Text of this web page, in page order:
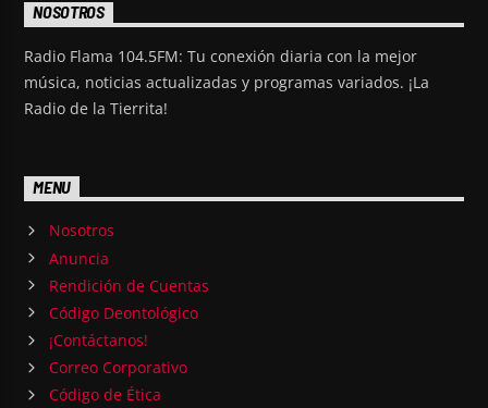
NOSOTROS
Radio Flama 104.5FM: Tu conexión diaria con la mejor
música, noticias actualizadas y programas variados. ¡La
Radio de la Tierrita!
MENU
Nosotros
Anuncia
Rendición de Cuentas
Código Deontológico
¡Contáctanos!
Correo Corporativo
Código de Ética